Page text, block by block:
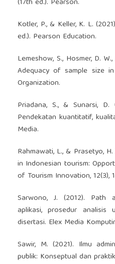
Kotler, P., & Keller, K. L.
ed.). Pearson Education.
Lemeshow, S., Hosmer, D.
Adequacy of sample size
Organization.
Priadana, S., & Sunarsi, D.
Pendekatan kuantitatif,
Media.
Rahmawati, L., & Prasetyo,
in Indonesian tourism:
of Tourism Innovation, 12(3),
Sarwono, J. (2012). Path
aplikasi, prosedur
disertasi. Elex Media
Sawir, M. (2021). Ilmu
publik: Konseptual dan